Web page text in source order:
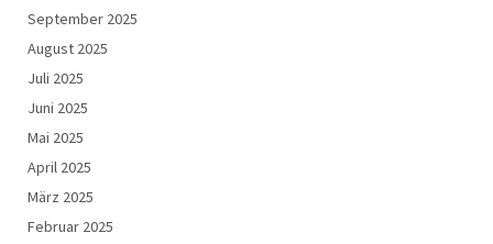
September 2025
August 2025
Juli 2025
Juni 2025
Mai 2025
April 2025
März 2025
Februar 2025